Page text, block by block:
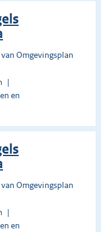
Omgevingsplan
en
Omgevingsplan
en